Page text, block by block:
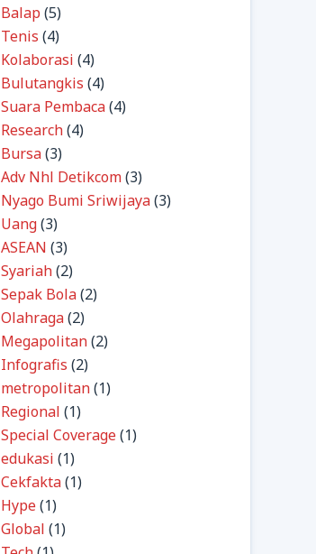
Balap (5)
Tenis (4)
Kolaborasi (4)
Bulutangkis (4)
Suara Pembaca(4)
Research(4)
Bursa(3)
Adv Nhl Detikcom(3)
Nyago Bumi Sriwijaya(3)
Uang(3)
ASEAN (3)
Syariah(2)
Sepak Bola(2)
Olahraga(2)
Megapolitan(2)
Infografis (2)
metropolitan(1)
Regional (1)
Special Coverage(1)
edukasi (1)
Cekfakta(1)
Hype(1)
Global (1)